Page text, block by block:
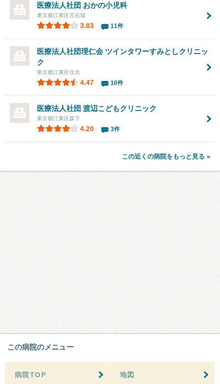
医療法人社団 おかの小児科
東京都江東区古石場
3.83 11件
医療法人社団理仁会 ツインタワーすみとしクリニッ
ク
東京都江東区住吉
4.47 10件
医療法人社団 渡辺こどもクリニック
東京都江東区森下
4.20 3件
この近くの病院をもっと見る »
この病院のメニュー
病院TOP 地図